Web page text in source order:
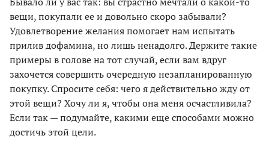
вещи, покупали ее и довольно скоро забывали?
Удовлетворение желания помогает нам испытать
прилив дофамина, но лишь ненадолго. Держите такие
примеры в голове на тот случай, если вам вдруг
захочется совершить очередную незапланированную
покупку. Спросите себя: чего я действительно жду от
этой вещи? Хочу ли я, чтобы она меня осчастливила?
Если так — подумайте, какими еще способами можно
достичь этой цели.